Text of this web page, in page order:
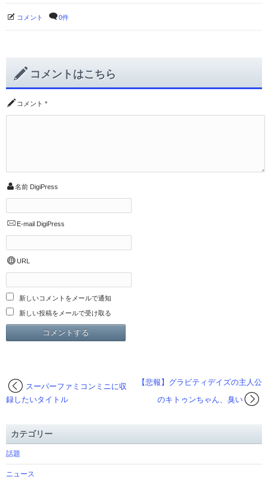
コメント 0件
コメントはこちら
コメント *
名前 DigiPress
E-mail DigiPress
URL
新しいコメントをメールで通知
新しい投稿をメールで受け取る
【悲報】グラビティデイズの主人公
のキトゥンちゃん、臭い
スーパーファミコンミニに収
録したいタイトル
カテゴリー
話題
ニュース